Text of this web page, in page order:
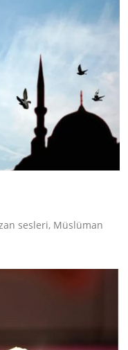
sesleri, Müslüman